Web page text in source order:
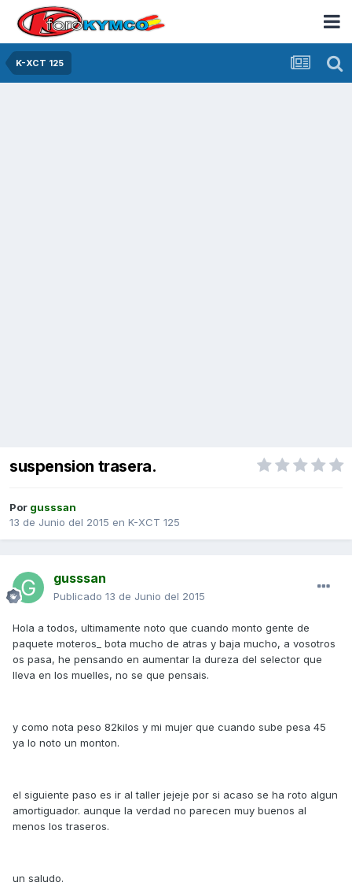
K-XCT 125
suspension trasera.
Por gusssan
13 de Junio del 2015 en K-XCT 125
gusssan
Publicado 13 de Junio del 2015
Hola a todos, ultimamente noto que cuando monto gente de
paquete moteros_ bota mucho de atras y baja mucho, a vosotros
os pasa, he pensando en aumentar la dureza del selector que
lleva en los muelles, no se que pensais.
y como nota peso 82kilos y mi mujer que cuando sube pesa 45
ya lo noto un monton.
el siguiente paso es ir al taller jejeje por si acaso se ha roto algun
amortiguador. aunque la verdad no parecen muy buenos al
menos los traseros.
un saludo.